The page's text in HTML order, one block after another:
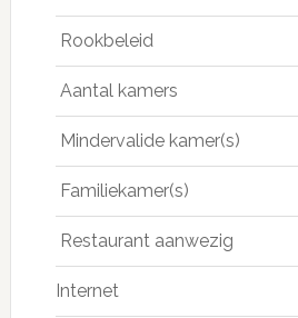
Rookbeleid
Aantal kamers
Mindervalide kamer(s)
Familiekamer(s)
Restaurant aanwezig
Internet